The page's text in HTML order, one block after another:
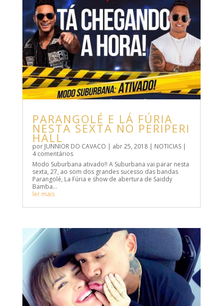
PARANGOLÉ E LÁ FÚRIA
NESTA SEXTA NO PERIPERI
HALL
por JUNNIOR DO CAVACO | abr 25, 2018| NOTICIAS|
4 comentários
Modo Suburbana ativado!! A Suburbana vai parar nesta
sexta, 27, ao som dos grandes sucesso das bandas
Parangolé, La Fúria e show de abertura de Saiddy
Bamba…
ler mais